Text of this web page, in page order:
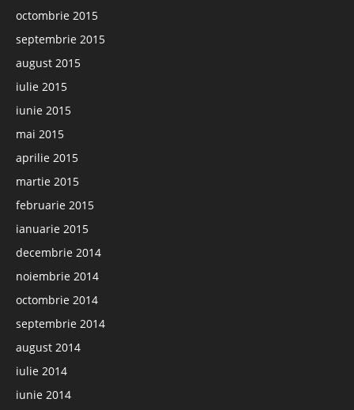
octombrie 2015
septembrie 2015
august 2015
iulie 2015
iunie 2015
mai 2015
aprilie 2015
martie 2015
februarie 2015
ianuarie 2015
decembrie 2014
noiembrie 2014
octombrie 2014
septembrie 2014
august 2014
iulie 2014
iunie 2014